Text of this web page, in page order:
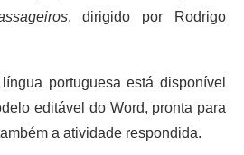
, dirigido por Rodrigo
portuguesa está disponível
editável do Word, pronta para
a atividade respondida.